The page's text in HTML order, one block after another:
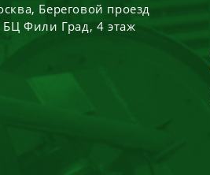
, Береговой проезд
Фили Град, 4 этаж